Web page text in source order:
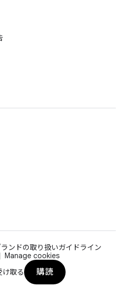
ンドの取り扱いガイドライン
Manage cookies
け取る
購読